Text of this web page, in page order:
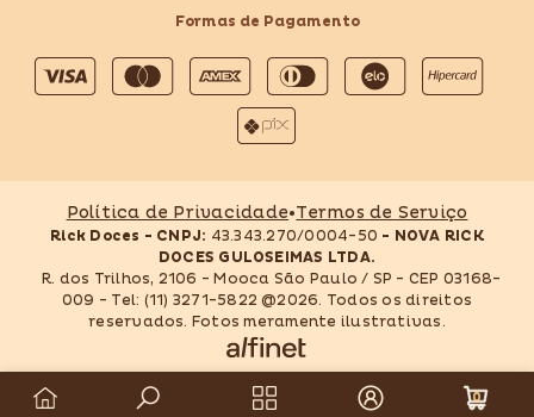
Formas de Pagamento
Formas
pagamento
Política de Privacidade•Termos de Serviço
Rick Doces - CNPJ: 43.343.270/0004-50 - NOVA RICK
DOCES GULOSEIMAS LTDA.
R. dos Trilhos, 2106 - Mooca São Paulo / SP - CEP 03168-
009 - Tel: (11) 3271-5822 @2026. Todos os direitos
reservados. Fotos meramente ilustrativas.
0